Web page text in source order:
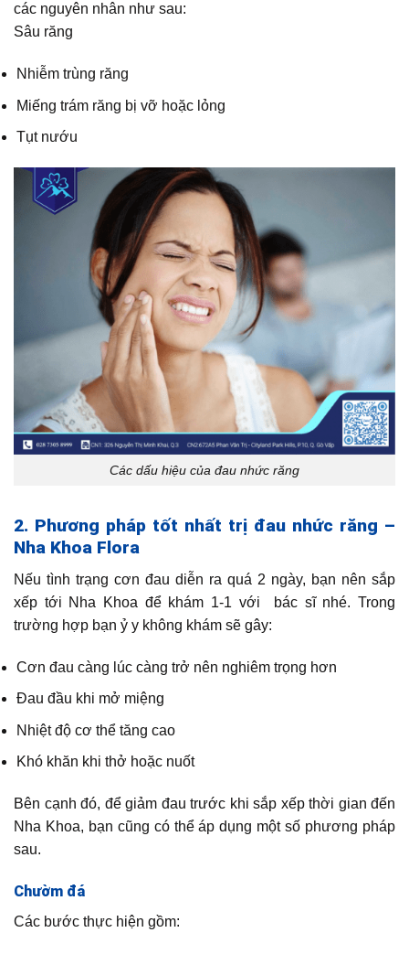
các nguyên nhân như sau:
Sâu răng
Nhiễm trùng răng
Miếng trám răng bị vỡ hoặc lỏng
Tụt nướu
Các dấu hiệu của đau nhức răng
2. Phương pháp tốt nhất trị đau nhức răng –
Nha Khoa Flora
Nếu tình trạng cơn đau diễn ra quá 2 ngày, bạn nên sắp
xếp tới Nha Khoa để khám 1-1 với bác sĩ nhé. Trong
trường hợp bạn ỷ y không khám sẽ gây:
Cơn đau càng lúc càng trở nên nghiêm trọng hơn
Đau đầu khi mở miệng
Nhiệt độ cơ thể tăng cao
Khó khăn khi thở hoặc nuốt
Bên cạnh đó, để giảm đau trước khi sắp xếp thời gian đến
Nha Khoa, bạn cũng có thể áp dụng một số phương pháp
sau.
Chườm đá
Các bước thực hiện gồm: